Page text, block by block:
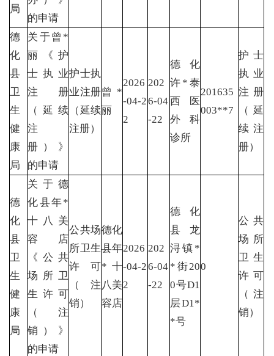
局
的申请
德
化
县
卫
生
健
康
局
关于曾*
丽《护
士执业
注册
（延续
注
册）》
的申请
护士执
业注册
（延续
注册）
曾*
丽
2026
-04-2
2
202
6-04
-22
德化
许*泰
西医
外科
诊所
201635
003**7
护士
执业
注册
（延
续注
册）
德
化
县
卫
生
健
康
局
关于德
化县年*
十八美
容店
《公共
场所卫
生许可
（注
销）》
的申请
公共场
所卫生
许可
（注
销）
德化
县年
*十
八美
容店
2026
-04-2
2
202
6-04
-22
德化
县龙
浔镇*
*街20
0号D1
层D1*
*号
0
公共
场所
卫生
许可
（注
销）